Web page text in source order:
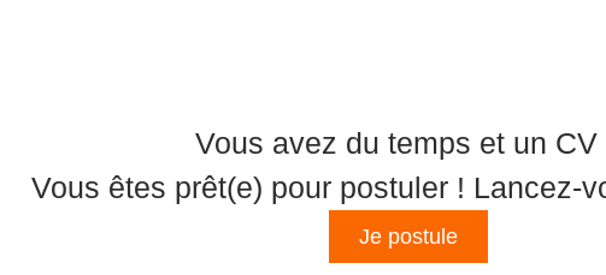
Vous avez du temps et un CV
Vous êtes prêt(e) pour postuler ! Lancez-
Je postule